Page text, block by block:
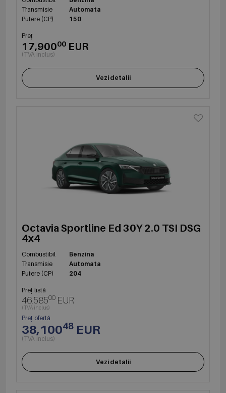
Transmisie
Automata
Putere (CP)
150
Preț
17,90000 EUR
(TVA inclus)
Vezi detalii
Octavia Sportline Ed 30Y 2.0 TSI DSG
4x4
Combustibil
Benzina
Transmisie
Automata
Putere (CP)
204
Preț listă
46,58500 EUR
(TVA inclus)
Preț ofertă
38,10048 EUR
(TVA inclus)
Vezi detalii